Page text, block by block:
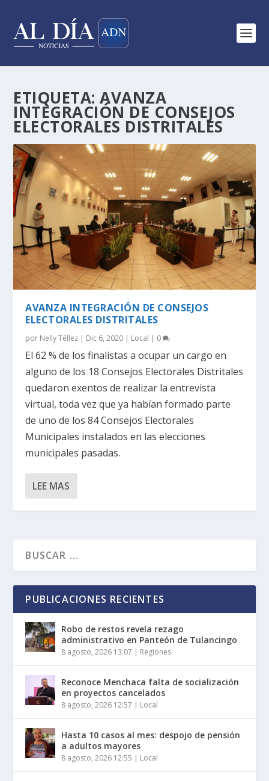
ETIQUETA:AVANZA
INTEGRACIÓN DE CONSEJOS
ELECTORALES DISTRITALES
AVANZA INTEGRACIÓN DE CONSEJOS
ELECTORALES DISTRITALES
por Nelly Téllez | Dic 6, 2020 | Local | 0
El 62 % de los finalistas a ocupar un cargo en
alguno de los 18 Consejos Electorales Distritales
quedaron exentos de realizar la entrevista
virtual, toda vez que ya habían formado parte
de uno de los 84 Consejos Electorales
Municipales instalados en las elecciones
municipales pasadas.
LEE MAS
PUBLICACIONES RECIENTES
Robo de restos revela rezago
administrativo en Panteón de Tulancingo
8 agosto, 2026 13:07 | Regiones
Reconoce Menchaca falta de socialización
en proyectos cancelados
8 agosto, 2026 12:57 | Local
Hasta 10 casos al mes: despojo de pensión
a adultos mayores
8 agosto, 2026 12:55 | Local